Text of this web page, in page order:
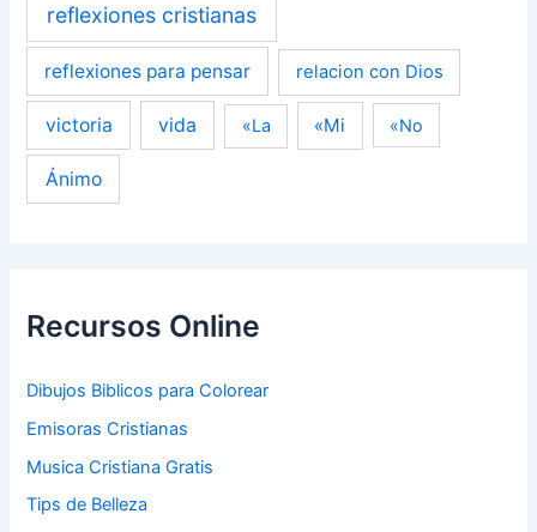
reflexiones cristianas
reflexiones para pensar relacion con Dios
victoria vida «La «Mi «No
Ánimo
Recursos Online
Dibujos Biblicos para Colorear
Emisoras Cristianas
Musica Cristiana Gratis
Tips de Belleza